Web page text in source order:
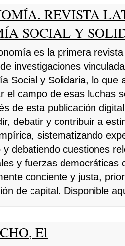
REVISTA
SOCIAL Y
es la primera
investigaciones
Social y Solidaria, lo que
el campo de esas luchas
de esta publicación
debatir y contribuir a
sistematizando
y debatiendo cuestiones
y fuerzas democráticas
conciente y justa,
de capital. Disponible
El